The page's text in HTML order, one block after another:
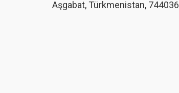
Aşgabat, Türkmenistan, 744036